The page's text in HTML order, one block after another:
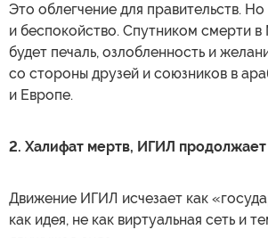
Это облегчение для правительств. Но
и беспокойство. Спутником смерти
будет печаль, озлобленность и
со стороны друзей и союзников в
и Европе.
2. Халифат мертв, ИГИЛ
Движение ИГИЛ исчезает как
как идея, не как виртуальная сеть и